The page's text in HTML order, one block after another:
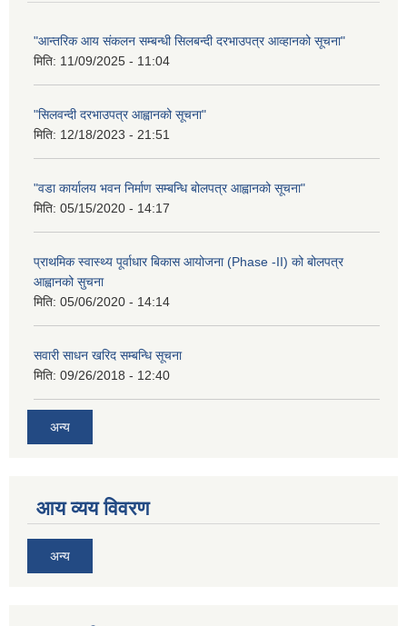
"आन्तरिक आय संकलन सम्बन्धी सिलबन्दी दरभाउपत्र आव्हानको सूचना"
मिति: 11/09/2025 - 11:04
"सिलवन्दी दरभाउपत्र आह्वानको सूचना"
मिति: 12/18/2023 - 21:51
"वडा कार्यालय भवन निर्माण सम्बन्धि बोलपत्र आह्वानको सूचना"
मिति: 05/15/2020 - 14:17
प्राथमिक स्वास्थ्य पूर्वाधार बिकास आयोजना (Phase -II) को बोलपत्र
आह्वानको सुचना
मिति: 05/06/2020 - 14:14
सवारी साधन खरिद सम्बन्धि सूचना
मिति: 09/26/2018 - 12:40
अन्य
आय व्यय विवरण
अन्य